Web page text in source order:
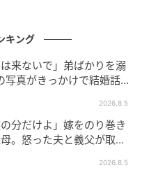
キング
来ないで」弟ばかりを溺
写真がきっかけで結婚話が
2026.8.5
分だけよ」嫁をのり巻き
。怒った夫と義父が取っ
2026.8.5